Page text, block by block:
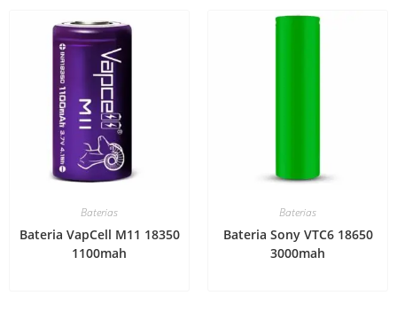
Baterias
Bateria VapCell M11 18350
1100mah
Baterias
Bateria Sony VTC6 18650
3000mah